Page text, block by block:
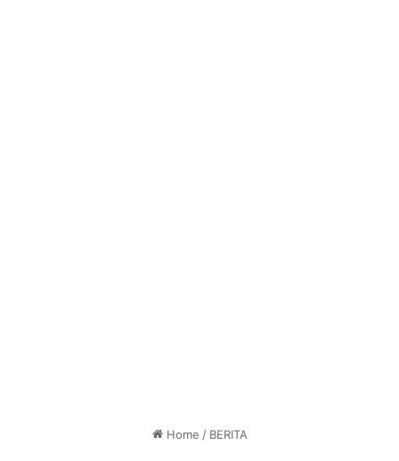
Home / BERITA